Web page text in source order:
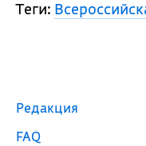
Теги:
Редакция
FAQ